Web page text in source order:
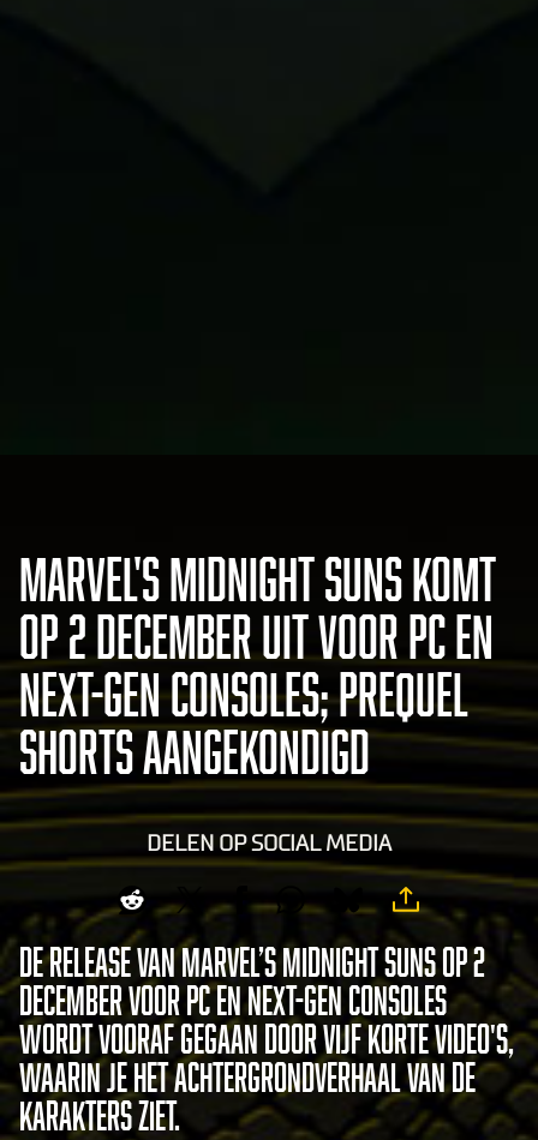
MARVEL'S MIDNIGHT SUNS KOMT
OP 2 DECEMBER UIT VOOR PC EN
NEXT-GEN CONSOLES; PREQUEL
SHORTS AANGEKONDIGD
DELEN OP SOCIAL MEDIA
De release van Marvel’s Midnight Suns op 2
december voor PC en next-gen consoles
wordt vooraf gegaan door vijf korte video's,
waarin je het achtergrondverhaal van de
karakters ziet.